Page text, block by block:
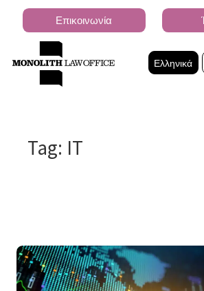
Ελληνικά
Επικοινωνία
Tag: IT